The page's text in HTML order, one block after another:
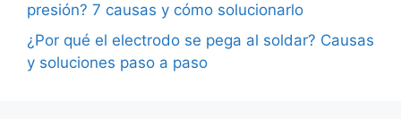
presión? 7 causas y cómo solucionarlo
¿Por qué el electrodo se pega al soldar? Causas
y soluciones paso a paso